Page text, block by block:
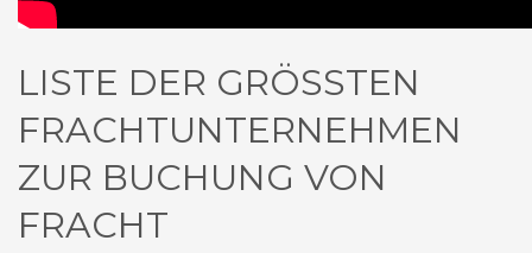
LISTE DER GRÖSSTEN
FRACHTUNTERNEHMEN
ZUR BUCHUNG VON
FRACHT